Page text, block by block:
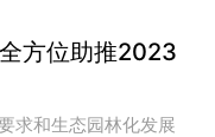
方位助推2023
求和生态园林化发展